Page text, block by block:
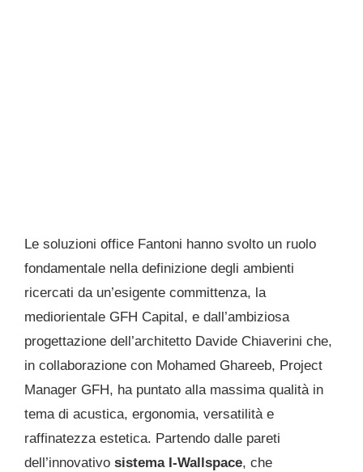
Le soluzioni office Fantoni hanno svolto un ruolo
fondamentale nella definizione degli ambienti
ricercati da un’esigente committenza, la
mediorientale GFH Capital, e dall’ambiziosa
progettazione dell’architetto Davide Chiaverini che,
in collaborazione con Mohamed Ghareeb, Project
Manager GFH, ha puntato alla massima qualità in
tema di acustica, ergonomia, versatilità e
raffinatezza estetica. Partendo dalle pareti
dell’innovativo sistema I-Wallspace, che